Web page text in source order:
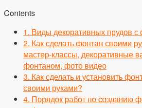
Contents
1. Виды декоративных прудов
2. Как сделать фонтан своими
мастер-классы, декоративные
фонтаном, фото видео
3. Как сделать и установить
своими руками?
4. Порядок работ по созданию